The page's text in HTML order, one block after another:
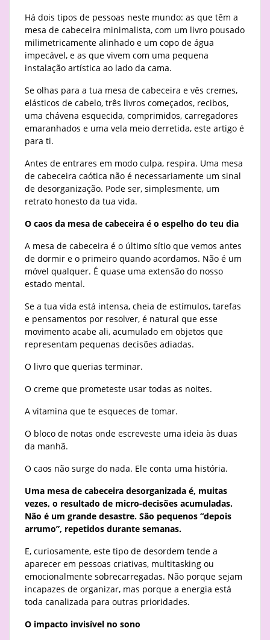
Há dois tipos de pessoas neste mundo: as que têm a
mesa de cabeceira minimalista, com um livro pousado
milimetricamente alinhado e um copo de água
impecável, e as que vivem com uma pequena
instalação artística ao lado da cama.
Se olhas para a tua mesa de cabeceira e vês cremes,
elásticos de cabelo, três livros começados, recibos,
uma chávena esquecida, comprimidos, carregadores
emaranhados e uma vela meio derretida, este artigo é
para ti.
Antes de entrares em modo culpa, respira. Uma mesa
de cabeceira caótica não é necessariamente um sinal
de desorganização. Pode ser, simplesmente, um
retrato honesto da tua vida.
O caos da mesa de cabeceira é o espelho do teu dia
A mesa de cabeceira é o último sítio que vemos antes
de dormir e o primeiro quando acordamos. Não é um
móvel qualquer. É quase uma extensão do nosso
estado mental.
Se a tua vida está intensa, cheia de estímulos, tarefas
e pensamentos por resolver, é natural que esse
movimento acabe ali, acumulado em objetos que
representam pequenas decisões adiadas.
O livro que querias terminar.
O creme que prometeste usar todas as noites.
A vitamina que te esqueces de tomar.
O bloco de notas onde escreveste uma ideia às duas
da manhã.
O caos não surge do nada. Ele conta uma história.
Uma mesa de cabeceira desorganizada é, muitas
vezes, o resultado de micro-decisões acumuladas.
Não é um grande desastre. São pequenos “depois
arrumo”, repetidos durante semanas.
E, curiosamente, este tipo de desordem tende a
aparecer em pessoas criativas, multitasking ou
emocionalmente sobrecarregadas. Não porque sejam
incapazes de organizar, mas porque a energia está
toda canalizada para outras prioridades.
O impacto invisível no sono